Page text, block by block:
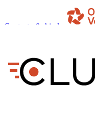
Contacto & Ajuda